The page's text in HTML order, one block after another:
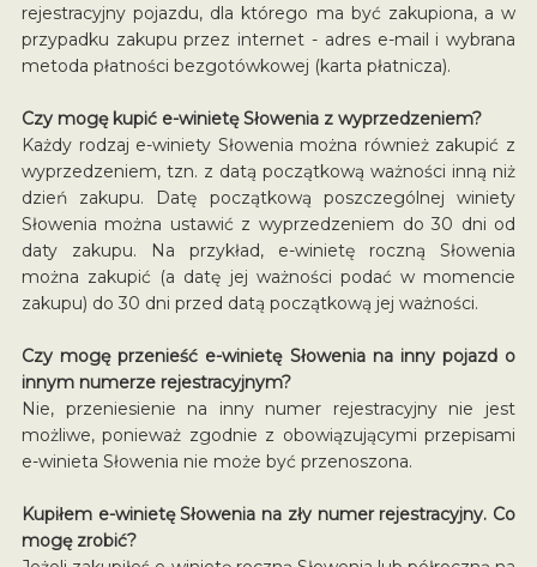
rejestracyjny pojazdu, dla którego ma być zakupiona, a w
przypadku zakupu przez internet - adres e-mail i wybrana
metoda płatności bezgotówkowej (karta płatnicza).
Czy mogę kupić e-winietę Słowenia z wyprzedzeniem?
Każdy rodzaj e-winiety Słowenia można również zakupić z
wyprzedzeniem, tzn. z datą początkową ważności inną niż
dzień zakupu. Datę początkową poszczególnej winiety
Słowenia można ustawić z wyprzedzeniem do 30 dni od
daty zakupu. Na przykład, e-winietę roczną Słowenia
można zakupić (a datę jej ważności podać w momencie
zakupu) do 30 dni przed datą początkową jej ważności.
Czy mogę przenieść e-winietę Słowenia na inny pojazd o
innym numerze rejestracyjnym?
Nie, przeniesienie na inny numer rejestracyjny nie jest
możliwe, ponieważ zgodnie z obowiązującymi przepisami
e-winieta Słowenia nie może być przenoszona.
Kupiłem e-winietę Słowenia na zły numer rejestracyjny. Co
mogę zrobić?